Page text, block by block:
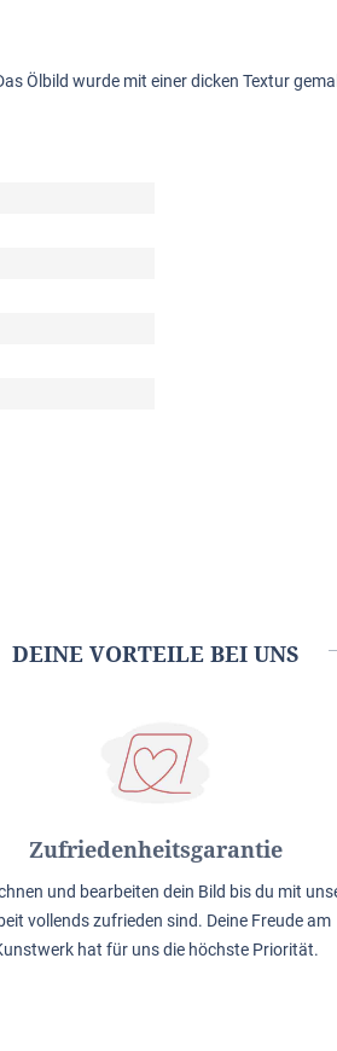
Ölbild wurde mit einer dicken Textur
DEINE VORTEILE BEI UNS
Zufriedenheitsgarantie
und bearbeiten dein Bild bis du mit
vollends zufrieden sind. Deine Freude am
hat für uns die höchste Priorität.